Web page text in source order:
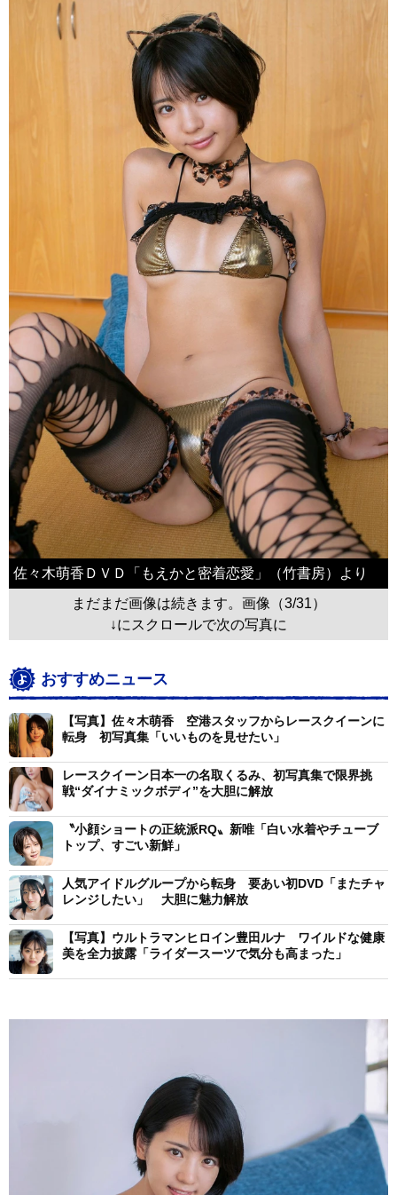
佐々木萌香ＤＶＤ「もえかと密着恋愛」（竹書房）より
まだまだ画像は続きます。画像（3/31）
↓にスクロールで次の写真に
おすすめニュース
【写真】佐々木萌香 空港スタッフからレースクイーンに
転身 初写真集「いいものを見せたい」
レースクイーン日本一の名取くるみ、初写真集で限界挑
戦“ダイナミックボディ”を大胆に解放
〝小顔ショートの正統派RQ〟新唯「白い水着やチューブ
トップ、すごい新鮮」
人気アイドルグループから転身 要あい初DVD「またチャ
レンジしたい」 大胆に魅力解放
【写真】ウルトラマンヒロイン豊田ルナ ワイルドな健康
美を全力披露「ライダースーツで気分も高まった」